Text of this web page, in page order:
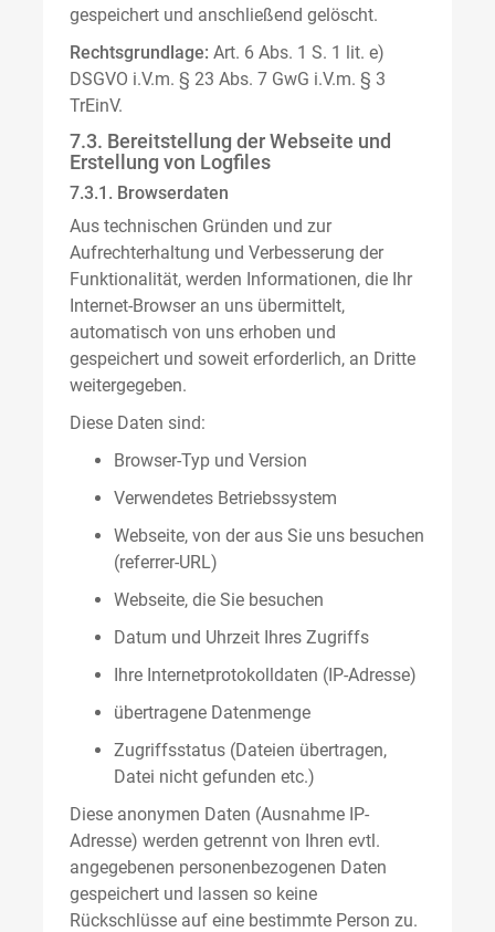
gespeichert und anschließend gelöscht.
Rechtsgrundlage: Art. 6 Abs. 1 S. 1 lit. e)
DSGVO i.V.m. § 23 Abs. 7 GwG i.V.m. § 3
TrEinV.
7.3. Bereitstellung der Webseite und
Erstellung von Logfiles
7.3.1. Browserdaten
Aus technischen Gründen und zur
Aufrechterhaltung und Verbesserung der
Funktionalität, werden Informationen, die Ihr
Internet-Browser an uns übermittelt,
automatisch von uns erhoben und
gespeichert und soweit erforderlich, an Dritte
weitergegeben.
Diese Daten sind:
Browser-Typ und Version
Verwendetes Betriebssystem
Webseite, von der aus Sie uns besuchen
(referrer-URL)
Webseite, die Sie besuchen
Datum und Uhrzeit Ihres Zugriffs
Ihre Internetprotokolldaten (IP-Adresse)
übertragene Datenmenge
Zugriffsstatus (Dateien übertragen,
Datei nicht gefunden etc.)
Diese anonymen Daten (Ausnahme IP-
Adresse) werden getrennt von Ihren evtl.
angegebenen personenbezogenen Daten
gespeichert und lassen so keine
Rückschlüsse auf eine bestimmte Person zu.